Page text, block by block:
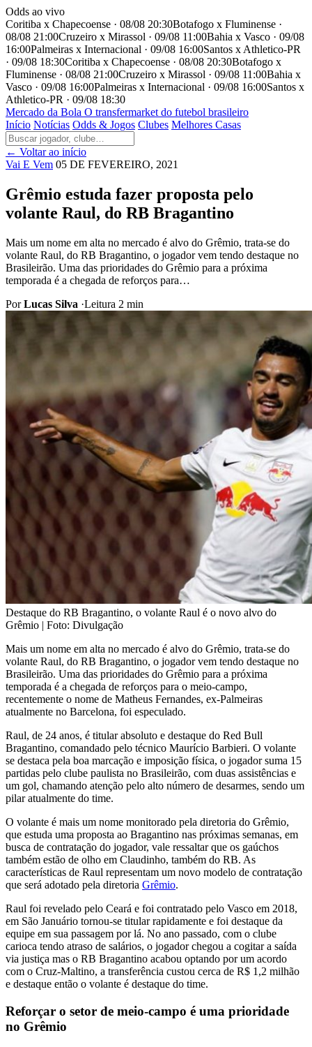
Odds ao vivo
Coritiba x Chapecoense · 08/08 20:30Botafogo x Fluminense ·
08/08 21:00Cruzeiro x Mirassol · 09/08 11:00Bahia x Vasco · 09/08
16:00Palmeiras x Internacional · 09/08 16:00Santos x Athletico-PR
· 09/08 18:30Coritiba x Chapecoense · 08/08 20:30Botafogo x
Fluminense · 08/08 21:00Cruzeiro x Mirassol · 09/08 11:00Bahia x
Vasco · 09/08 16:00Palmeiras x Internacional · 09/08 16:00Santos x
Athletico-PR · 09/08 18:30
Mercado da Bola O transfermarket do futebol brasileiro
Início Notícias Odds & Jogos Clubes Melhores Casas
← Voltar ao início
Vai E Vem 05 DE FEVEREIRO, 2021
Grêmio estuda fazer proposta pelo
volante Raul, do RB Bragantino
Mais um nome em alta no mercado é alvo do Grêmio, trata-se do
volante Raul, do RB Bragantino, o jogador vem tendo destaque no
Brasileirão. Uma das prioridades do Grêmio para a próxima
temporada é a chegada de reforços para…
PorLucas Silva ·Leitura 2 min
Destaque do RB Bragantino, o volante Raul é o novo alvo do
Grêmio | Foto: Divulgação
Mais um nome em alta no mercado é alvo do Grêmio, trata-se do
volante Raul, do RB Bragantino, o jogador vem tendo destaque no
Brasileirão. Uma das prioridades do Grêmio para a próxima
temporada é a chegada de reforços para o meio-campo,
recentemente o nome de Matheus Fernandes, ex-Palmeiras
atualmente no Barcelona, foi especulado.
Raul, de 24 anos, é titular absoluto e destaque do Red Bull
Bragantino, comandado pelo técnico Maurício Barbieri. O volante
se destaca pela boa marcação e imposição física, o jogador suma 15
partidas pelo clube paulista no Brasileirão, com duas assistências e
um gol, chamando atenção pelo alto número de desarmes, sendo um
pilar atualmente do time.
O volante é mais um nome monitorado pela diretoria do Grêmio,
que estuda uma proposta ao Bragantino nas próximas semanas, em
busca de contratação do jogador, vale ressaltar que os gaúchos
também estão de olho em Claudinho, também do RB. As
características de Raul representam um novo modelo de contratação
que será adotado pela diretoria Grêmio.
Raul foi revelado pelo Ceará e foi contratado pelo Vasco em 2018,
em São Januário tornou-se titular rapidamente e foi destaque da
equipe em sua passagem por lá. No ano passado, com o clube
carioca tendo atraso de salários, o jogador chegou a cogitar a saída
via justiça mas o RB Bragantino acabou optando por um acordo
com o Cruz-Maltino, a transferência custou cerca de R$ 1,2 milhão
e destaque então o volante é destaque do time.
Reforçar o setor de meio-campo é uma prioridade
no Grêmio